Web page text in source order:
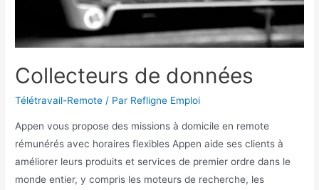
Collecteurs de données
Télétravail-Remote / Par Refligne Emploi
Appen vous propose des missions à domicile en remote
rémunérés avec horaires flexibles Appen aide ses clients à
améliorer leurs produits et services de premier ordre dans le
monde entier, y compris les moteurs de recherche, les